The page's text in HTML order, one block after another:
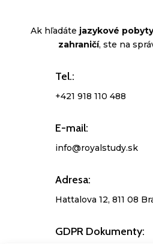
Ak hľadáte jazykové pobyty
zahraničí, ste na
Tel.:
+421 918 110 488
E-mail:
info@royalstudy.sk
Adresa:
Hattalova 12, 811 08
GDPR Dokumenty: